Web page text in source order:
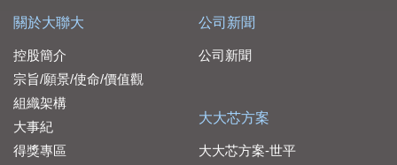
關於大聯大
控股簡介
宗旨/願景/使命/價值觀
組織架構
大事紀
得獎專區
公司新聞
公司新聞
大大芯方案
大大芯方案-世平